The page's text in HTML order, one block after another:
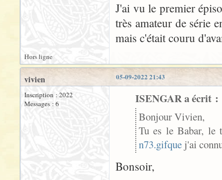
J'ai vu le premier
très amateur de série
mais c'était couru
Hors ligne
05-09-2022 21:43
vivien
Inscription : 2022
Messages : 6
ISENGAR a écrit :
Bonjour Vivien,
Tu es le Babar, le
n73.gifque j'ai
Bonsoir,